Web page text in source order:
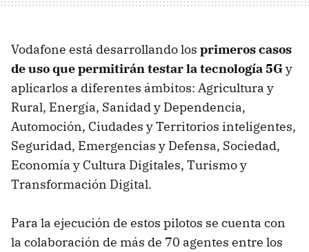
Vodafone está desarrollando los primeros casos
de uso que permitirán testar la tecnología 5Gy
aplicarlos a diferentes ámbitos: Agricultura y
Rural, Energía, Sanidad y Dependencia,
Automoción, Ciudades y Territorios inteligentes,
Seguridad, Emergencias y Defensa, Sociedad,
Economía y Cultura Digitales, Turismo y
Transformación Digital.
Para la ejecución de estos pilotos se cuenta con
la colaboración de más de 70 agentes entre los